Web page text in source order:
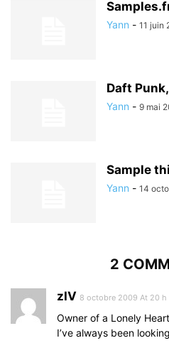
Yann - 11 juin
Daft
Yann - 9 mai
Sample
Yann - 14
2
zIV 8 octobre 2009 At 20 h
Owner of a Lonely
I’ve always been